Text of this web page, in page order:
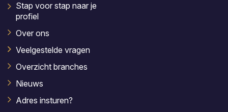
Stap voor stap naar je
profiel
Over ons
Veelgestelde vragen
Overzicht branches
Nieuws
Adres insturen?